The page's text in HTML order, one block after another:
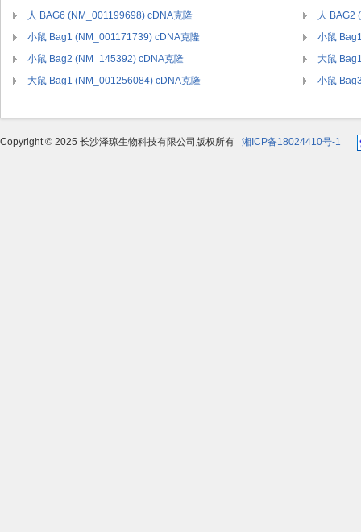
人 BAG6 (NM_001199698) cDNA克隆
人 BAG2
小鼠 Bag1 (NM_001171739) cDNA克隆
小鼠
小鼠 Bag2 (NM_145392) cDNA克隆
大鼠
大鼠 Bag1 (NM_001256084) cDNA克隆
小鼠
Copyright © 2025 长沙泽琼生物科技有限公司版权所有 湘ICP备18024410号-1